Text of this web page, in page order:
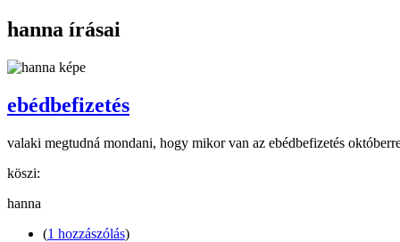
hanna írásai
ebédbefizetés
valaki megtudná mondani, hogy mikor van az ebédbefizetés
köszi:
hanna
(1 hozzászólás)